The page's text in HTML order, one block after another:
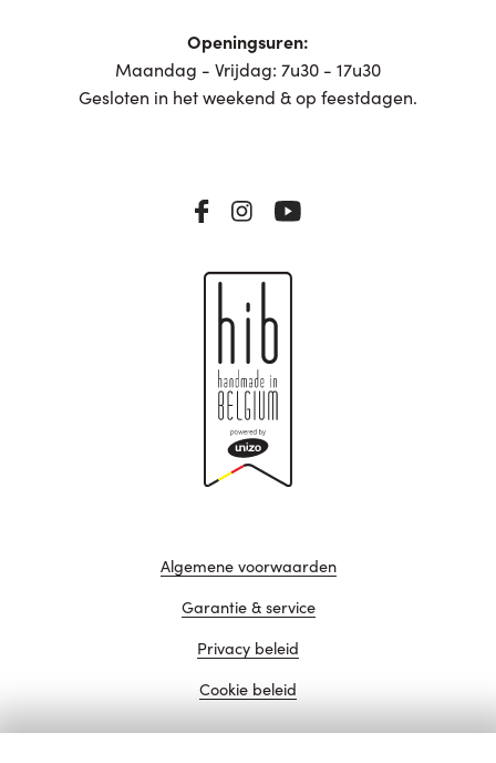
Openingsuren:
Maandag - Vrijdag: 7u30 - 17u30
Gesloten in het weekend & op feestdagen.
Algemene voorwaarden
Garantie & service
Privacy beleid
Cookie beleid